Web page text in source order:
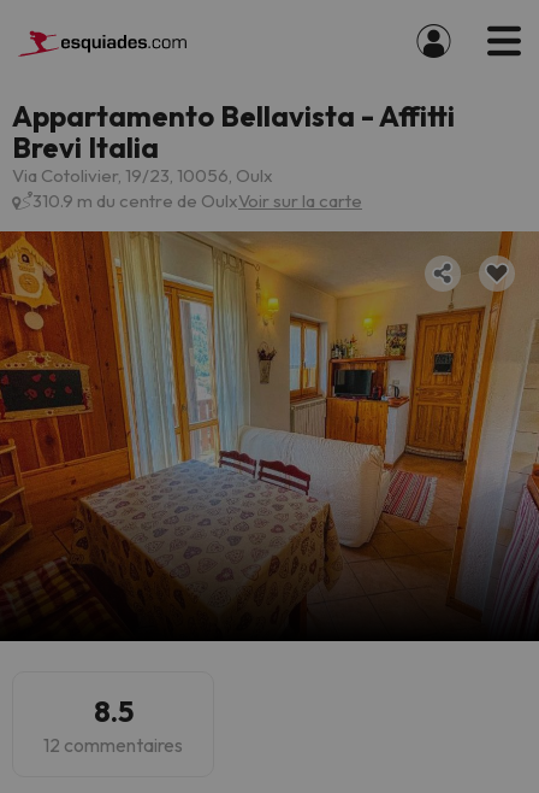
Appartamento Bellavista - Affitti
Brevi Italia
Via Cotolivier, 19/23, 10056, Oulx
310.9 m du centre de OulxVoir sur la carte
8.5
12 commentaires